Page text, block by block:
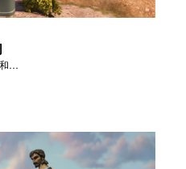
打败米甸人后，基甸坚称惟有耶和华是以色列的王。